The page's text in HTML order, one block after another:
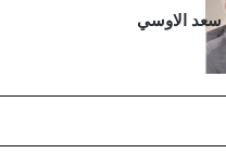
سعد الاوسي